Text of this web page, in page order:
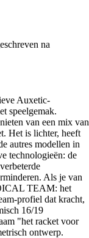
na
Auxetic-
speelgemak.
van een mix van
Het is lichter, heeft
autres modellen in
technologieën: de
Als je van
TEAM: het
profiel dat kracht,
16/19
"het racket voor
ontwerp.